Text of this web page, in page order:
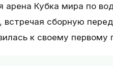
арена Кубка мира по
встречая сборную
к своему